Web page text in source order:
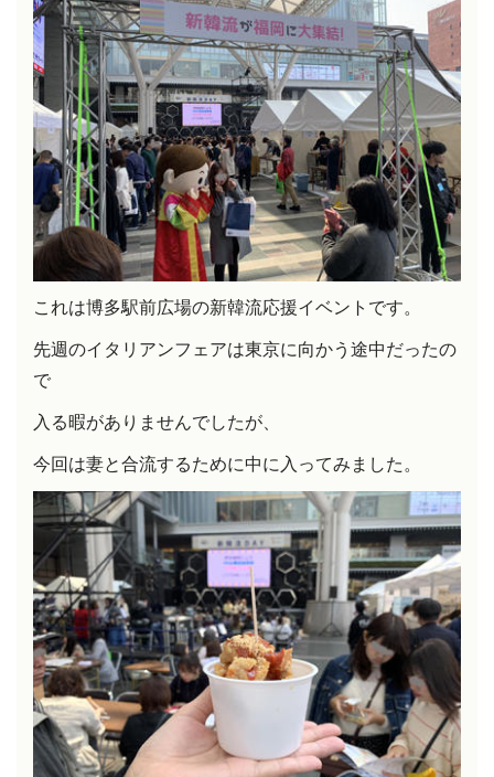
これは博多駅前広場の新韓流応援イベントです。
先週のイタリアンフェアは東京に向かう途中だったの
で
入る暇がありませんでしたが、
今回は妻と合流するために中に入ってみました。